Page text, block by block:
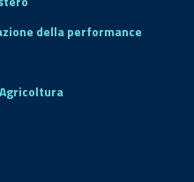
della performance